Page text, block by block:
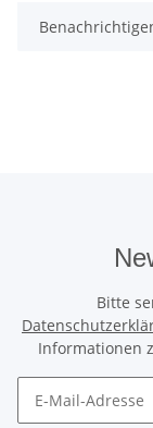
Bitte
Informationen